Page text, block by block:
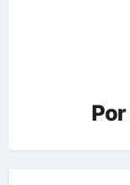
Por